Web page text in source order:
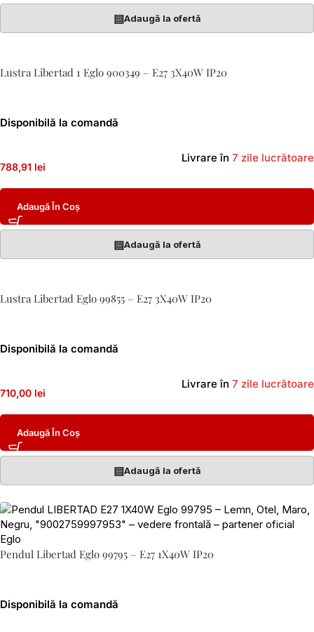
▤Adaugă la ofertă
Lustra Libertad 1 Eglo 900349 – E27 3X40W IP20
Disponibilă la comandă
788,91 lei
Livrare în 7 zile lucrătoare
Adaugă În Coș
▤Adaugă la ofertă
Lustra Libertad Eglo 99855 – E27 3X40W IP20
Disponibilă la comandă
710,00 lei
Livrare în 7 zile lucrătoare
Adaugă În Coș
▤Adaugă la ofertă
Pendul Libertad Eglo 99795 – E27 1X40W IP20
Disponibilă la comandă